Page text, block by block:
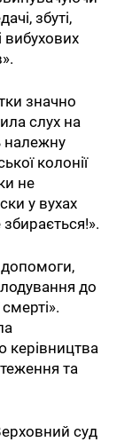
збуті,
вибухових
значно
слух на
належну
колонії
не
у вухах
збирається!».
до
керівництва
та
суд